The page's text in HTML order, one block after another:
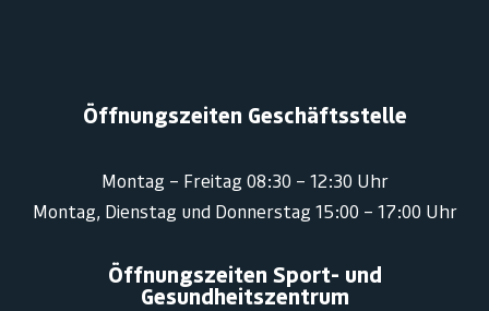
Öffnungszeiten Geschäftsstelle
Montag – Freitag 08:30 – 12:30 Uhr
Montag, Dienstag und Donnerstag 15:00 – 17:00 Uhr
Öffnungszeiten Sport- und
Gesundheitszentrum